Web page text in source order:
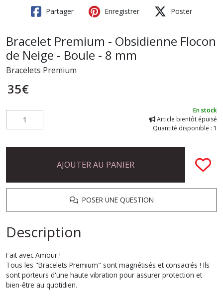
Partager Enregistrer Poster
Bracelet Premium - Obsidienne Flocon
de Neige - Boule - 8 mm
Bracelets Premium
35€
En stock
Article bientôt épuisé
Quantité disponible : 1
AJOUTER AU PANIER
POSER UNE QUESTION
Description
Fait avec Amour !
Tous les "Bracelets Premium" sont magnétisés et consacrés ! Ils
sont porteurs d'une haute vibration pour assurer protection et
bien-être au quotidien.